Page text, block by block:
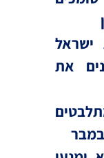
ישראל
את